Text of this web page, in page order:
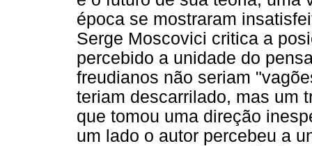
época se mostraram
Serge Moscovici critica a
percebido a unidade do
freudianos não seriam
teriam descarrilado, mas um
que tomou uma direção
um lado o autor percebeu a